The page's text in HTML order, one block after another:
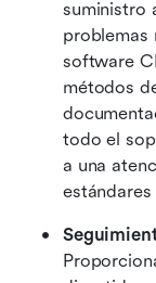
suministro
problemas
software
métodos
todo el
a una